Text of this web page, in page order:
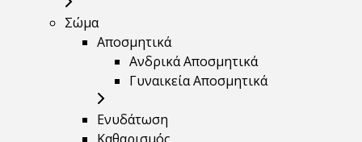
Σώμα
Αποσμητικά
Ανδρικά Αποσμητικά
Γυναικεία Αποσμητικά
Ενυδάτωση